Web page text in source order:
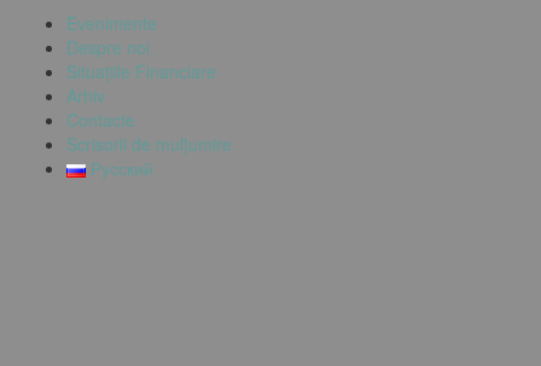
Evenimente
Despre noi
Situațiile Financiare
Arhiv
Contacte
Scrisorii de mulțumire
Русский